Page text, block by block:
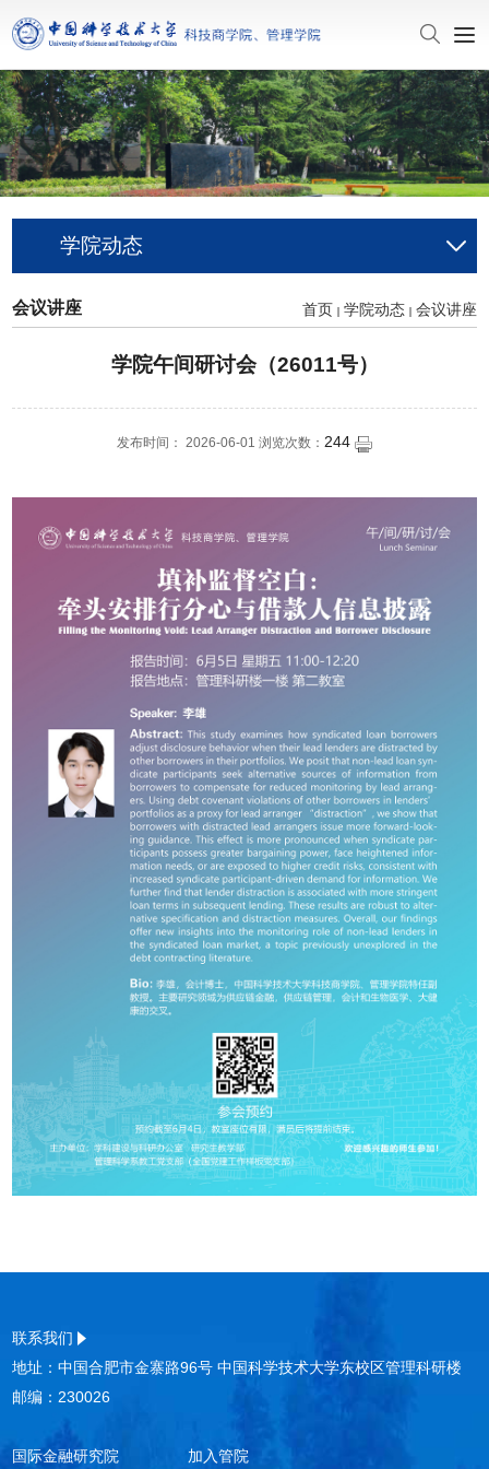
学院动态
会议讲座 首页 学院动态 会议讲座
学院午间研讨会（26011号）
发布时间： 2026-06-01 浏览次数： 244
联系我们
地址：中国合肥市金寨路96号 中国科学技术大学东校区管理科研楼
邮编：230026
国际金融研究院 加入管院